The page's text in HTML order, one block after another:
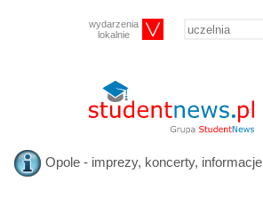
wydarzenia
lokalnie
Opole - imprezy, koncerty, informacje